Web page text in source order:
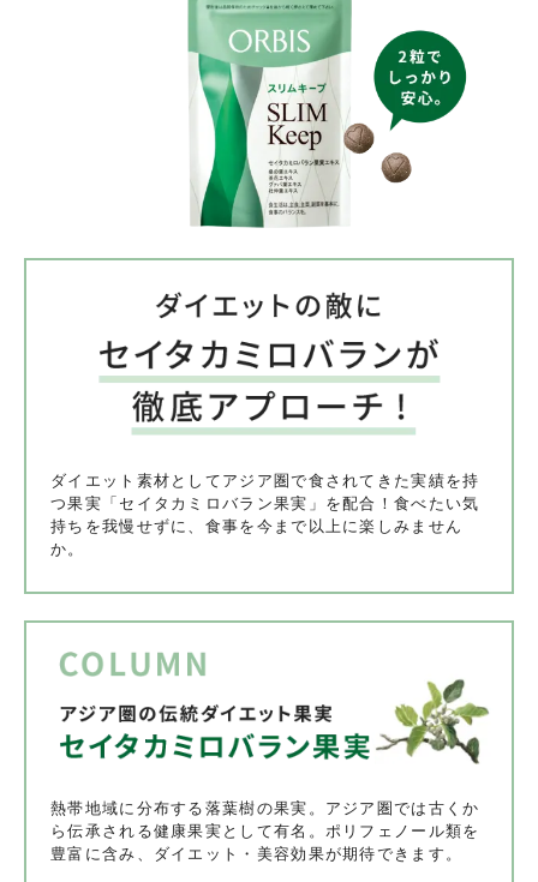
ダイエット素材としてアジア圏で食されてきた実績を持
つ果実「セイタカミロバラン果実」を配合！食べたい気
持ちを我慢せずに、食事を今まで以上に楽しみません
か。
熱帯地域に分布する落葉樹の果実。アジア圏では古くか
ら伝承される健康果実として有名。ポリフェノール類を
豊富に含み、ダイエット・美容効果が期待できます。